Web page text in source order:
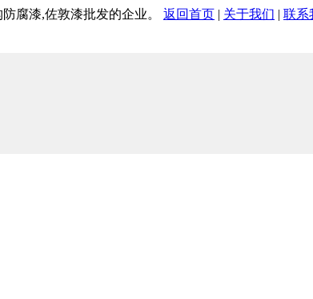
腐漆,佐敦漆批发的企业。 返回首页 | 关于我们 | 联系